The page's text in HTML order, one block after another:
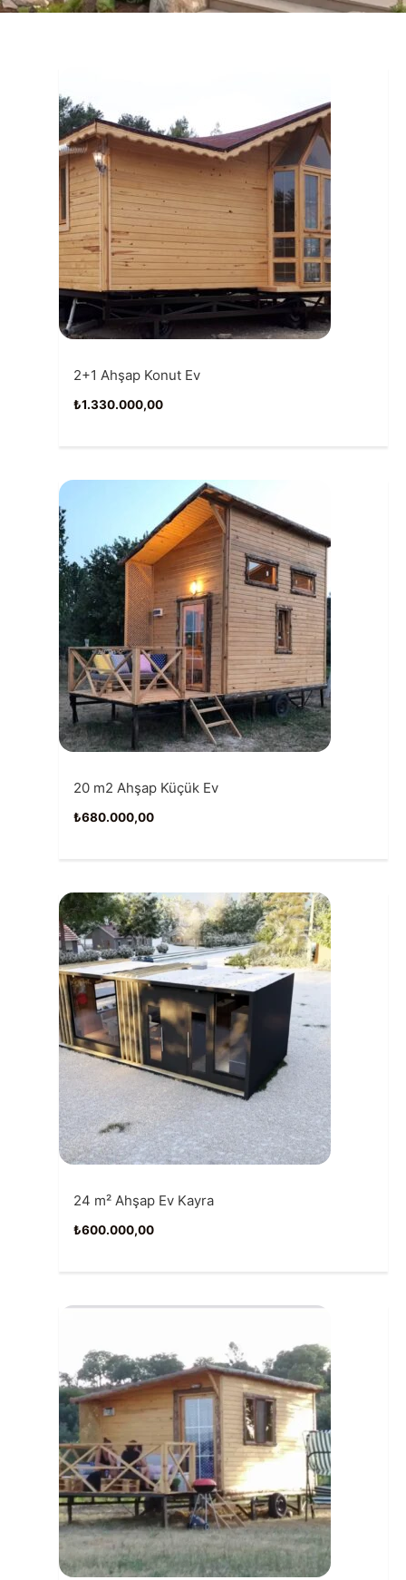
2+1 Ahşap Konut Ev
₺1.330.000,00
20 m2 Ahşap Küçük Ev
₺680.000,00
24 m² Ahşap Ev Kayra
₺600.000,00